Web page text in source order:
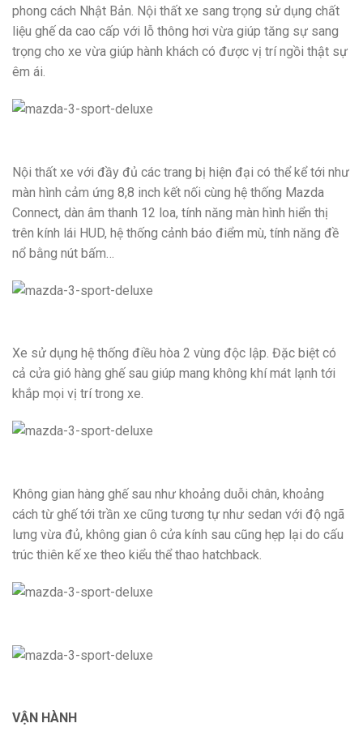
phong cách Nhật Bản. Nội thất xe sang trọng sử dụng chất
liệu ghế da cao cấp với lỗ thông hơi vừa giúp tăng sự sang
trọng cho xe vừa giúp hành khách có được vị trí ngồi thật sự
êm ái.
Nội thất xe với đầy đủ các trang bị hiện đại có thể kể tới như
màn hình cảm ứng 8,8 inch kết nối cùng hệ thống Mazda
Connect, dàn âm thanh 12 loa, tính năng màn hình hiển thị
trên kính lái HUD, hệ thống cảnh báo điểm mù, tính năng đề
nổ bằng nút bấm…
Xe sử dụng hệ thống điều hòa 2 vùng độc lập. Đặc biệt có
cả cửa gió hàng ghế sau giúp mang không khí mát lạnh tới
khắp mọi vị trí trong xe.
Không gian hàng ghế sau như khoảng duỗi chân, khoảng
cách từ ghế tới trần xe cũng tương tự như sedan với độ ngã
lưng vừa đủ, không gian ô cửa kính sau cũng hẹp lại do cấu
trúc thiên kế xe theo kiểu thể thao hatchback.
VẬN HÀNH